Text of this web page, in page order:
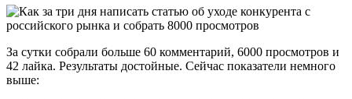
За сутки собрали больше 60 комментарий, 6000 просмотров и
42 лайка. Результаты достойные. Сейчас показатели немного
выше: